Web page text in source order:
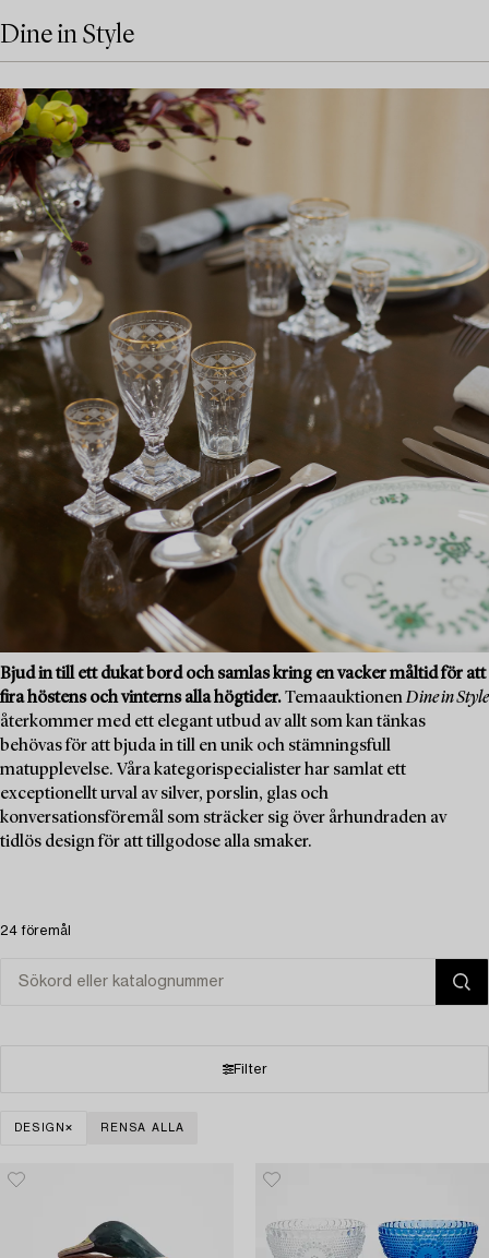
Dine in Style
Bjud in till ett dukat bord och samlas kring en vacker måltid för att
fira höstens och vinterns alla högtider.TemaauktionenDine in Style
återkommer med ett elegant utbud av allt som kan tänkas
behövas för att bjuda in till en unik och stämningsfull
matupplevelse. Våra kategorispecialister har samlat ett
exceptionellt urval av silver, porslin, glas och
konversationsföremål som sträcker sig över århundraden av
tidlös design för att tillgodose alla smaker.
24 föremål
Filter
DESIGN RENSA ALLA